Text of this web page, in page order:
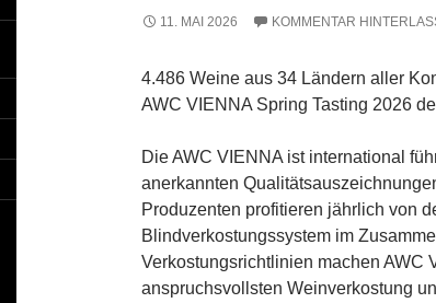
11. MAI 2026 KOMMENTAR
4.486 Weine aus 34 Ländern aller
AWC VIENNA Spring Tasting 2026
Die AWC VIENNA ist international
anerkannten
Produzenten profitieren jährlich von
Blindverkostungssystem im
Verkostungsrichtlinien machen AWC
anspruchsvollsten Weinverkostung